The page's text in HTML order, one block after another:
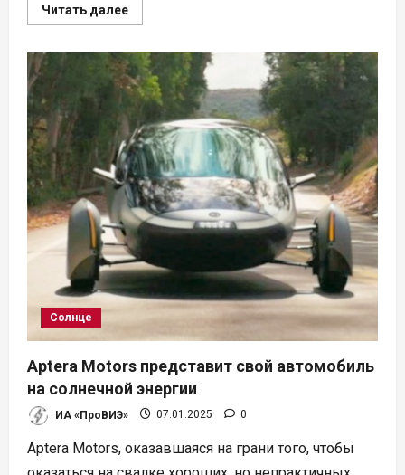
Читать далееПрочитать
больше
Business
запускает
вторую
версию
своего
приложения
для
морских
ВЭС
Солнце
Aptera Motors представит свой автомобиль
на солнечной энергии
ИА «ПроВИЭ» 07.01.2025 0
Aptera Motors, оказавшаяся на грани того, чтобы